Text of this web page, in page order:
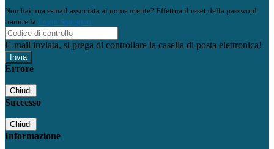
Non hai una e-mail associata al nome utente? Effettua il reset della password
tramite la Login Spaggiari
E-mail inviata, si prega di controllare la casella di posta elettronica!
Errore
Chiudi
Successo
Chiudi
Informazione